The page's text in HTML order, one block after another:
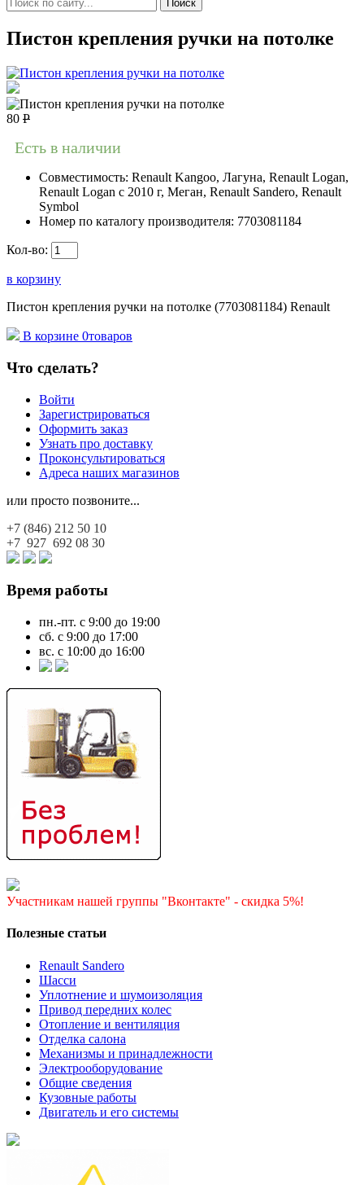
Пистон крепления ручки на потолке
80 Р
Есть в наличии
Совместимость: Renault Kangoo, Лагуна, Renault Logan,
Renault Logan c 2010 г, Меган, Renault Sandero, Renault
Symbol
Номер по каталогу производителя: 7703081184
Кол-во:
в корзину
Пистон крепления ручки на потолке (7703081184) Renault
В корзине 0товаров
Что сделать?
Войти
Зарегистрироваться
Оформить заказ
Узнать про доставку
Проконсультироваться
Адреса наших магазинов
или просто позвоните...
+7 (846) 212 50 10
+7 927 692 08 30
Время работы
пн.-пт. с 9:00 до 19:00
сб. с 9:00 до 17:00
вс. с 10:00 до 16:00
Участникам нашей группы "Вконтакте" - скидка 5%!
Полезные статьи
Renault Sandero
Шасси
Уплотнение и шумоизоляция
Привод передних колес
Отопление и вентиляция
Отделка салона
Механизмы и принадлежности
Электрооборудование
Общие сведения
Кузовные работы
Двигатель и его системы